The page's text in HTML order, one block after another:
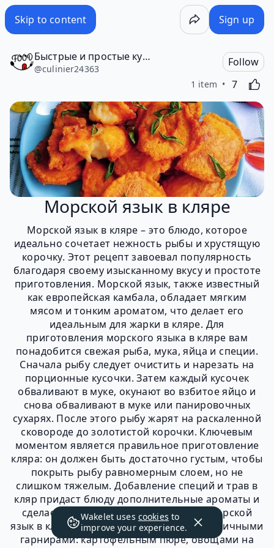
Skip to content Sign up
Быстрые и простые кулинарные рецепты
@culinier24363
Follow
1 item 7
Likes
Морской язык в кляре
Морской язык в кляре – это блюдо, которое
идеально сочетает нежность рыбы и хрустящую
корочку. Этот рецепт завоевал популярность
благодаря своему изысканному вкусу и простоте
приготовления. Морской язык, также известный
как европейская камбала, обладает мягким
мясом и тонким ароматом, что делает его
идеальным для жарки в кляре. Для
приготовления морского языка в кляре вам
понадобится свежая рыба, мука, яйца и специи.
Сначала рыбу следует очистить и нарезать на
порционные кусочки. Затем каждый кусочек
обваливают в муке, окунают во взбитое яйцо и
снова обваливают в муке или панировочных
сухарях. После этого рыбу жарят на раскаленной
сковороде до золотистой корочки. Ключевым
моментом является правильное приготовление
кляра: он должен быть достаточно густым, чтобы
покрыть рыбу равномерным слоем, но не
слишком тяжелым. Добавление специй и трав в
кляр придаст блюду дополнительные ароматы и
сделает его еще более аппетитным. Морской
язык в кляре прекрасно сочетается с различными
гарнирами: картофельным пюре, овощами на
Wakelet uses cookies to
improve your experience.